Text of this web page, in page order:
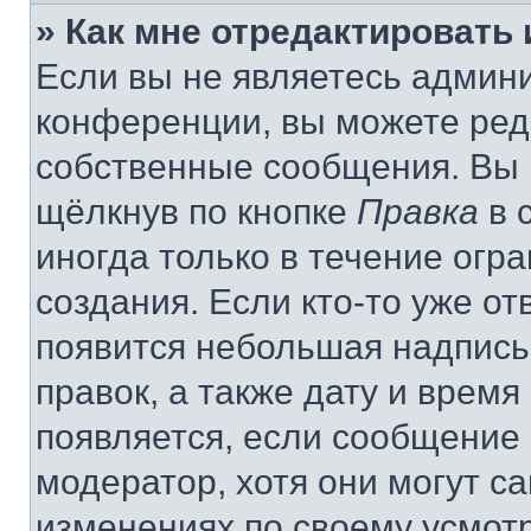
» Как мне
Если вы не являетесь
конференции, вы можете
собственные сообщения. Вы
щёлкнув по кнопке Правка в
иногда только в течение
создания. Если кто-то уже
появится небольшая
правок, а также дату и
появляется, если
модератор, хотя они могут